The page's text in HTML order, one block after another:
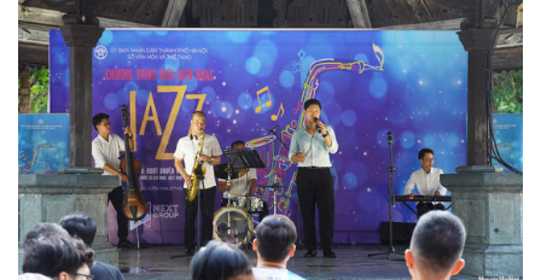
Club, mở ra một không gian âm nhạc giàu cảm xúc ngay giữa
trung tâm Thủ đô.